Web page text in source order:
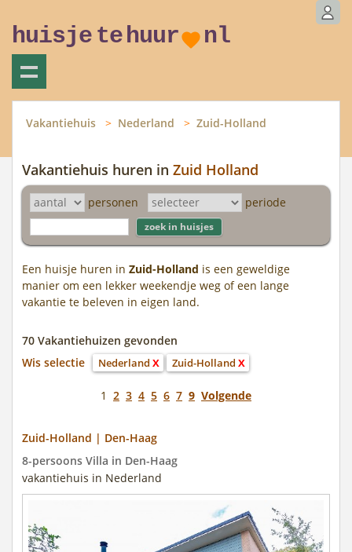
huisje tehuur nl
Vakantiehuis Nederland Zuid-Holland
Vakantiehuis huren in Zuid Holland
personen periode
Een huisje huren in Zuid-Holland is een geweldige
manier om een lekker weekendje weg of een lange
vakantie te beleven in eigen land.
70 Vakantiehuizen gevonden
Wis selectie
Nederland X Zuid-Holland X
1 2 3 4 5 6 7 9 Volgende
Zuid-Holland | Den-Haag
8-persoons Villa in Den-Haag
vakantiehuis in Nederland